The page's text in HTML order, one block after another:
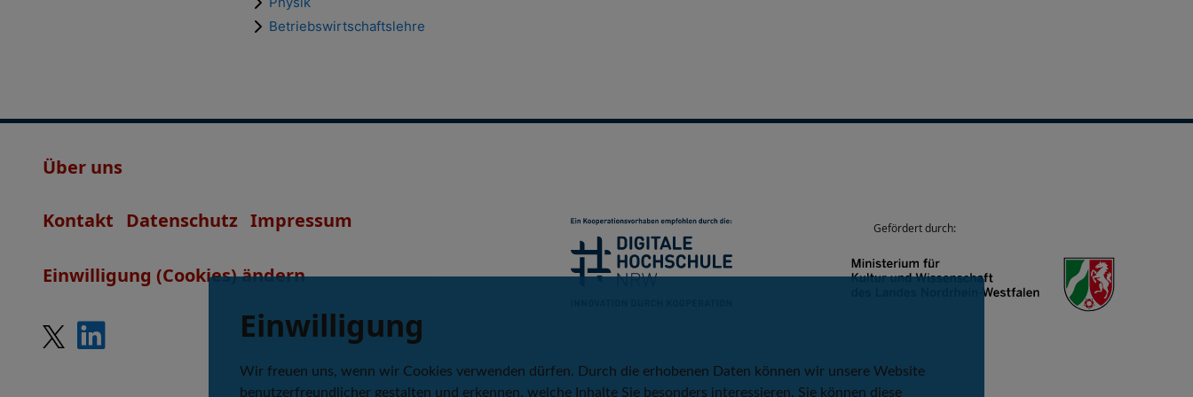
Betriebswirtschaftslehre
Über uns
Kontakt Datenschutz Impressum
Einwilligung (Cookies) ändern
Gefördert durch:
Einwilligung
Wir freuen uns, wenn wir Cookies verwenden dürfen. Durch die erhobenen Daten können wir unsere Website
benutzerfreundlicher gestalten und erkennen, welche Inhalte Sie besonders interessieren. Sie können diese